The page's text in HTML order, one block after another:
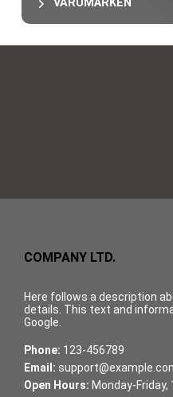
VARUMÄRKEN
COMPANY LTD.
Here follows a description
details. This text and
Google.
Phone: 123-456789
Email:
Open Hours: Monday-Friday,